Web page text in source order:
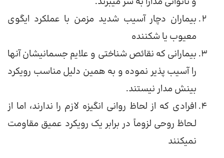
بیماران دچار آسیب شدید مزمن با عملکرد ایگوی
معیوب یا شکننده
بیمارانی که نقائص شناختی و علایم جسمانی­شان آنها
را آسیب پذیر نموده و به همین دلیل مناسب رویکرد
بینش مدار نیستند.
افرادی که از لحاظ روانی انگیزه لازم را ندارند، اما از
لـحاظ روحی لزوماً در برابر یک رویکرد عمیق مقاومت
نمی­کنند